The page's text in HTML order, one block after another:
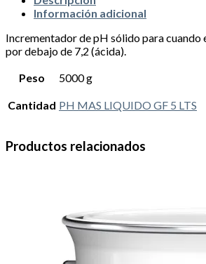
Información adicional
Incrementador de pH sólido para cuando
por debajo de 7,2 (ácida).
Peso
5000 g
Cantidad PH MAS LIQUIDO GF 5 LTS
Productos relacionados